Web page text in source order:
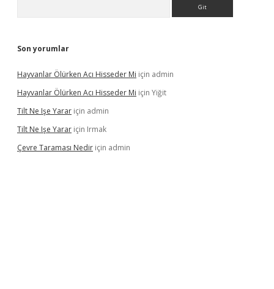
Son yorumlar
Hayvanlar Ölürken Acı Hisseder Mi için admin
Hayvanlar Ölürken Acı Hisseder Mi için Yiğit
Tilt Ne Işe Yarar için admin
Tilt Ne Işe Yarar için Irmak
Çevre Taraması Nedir için admin